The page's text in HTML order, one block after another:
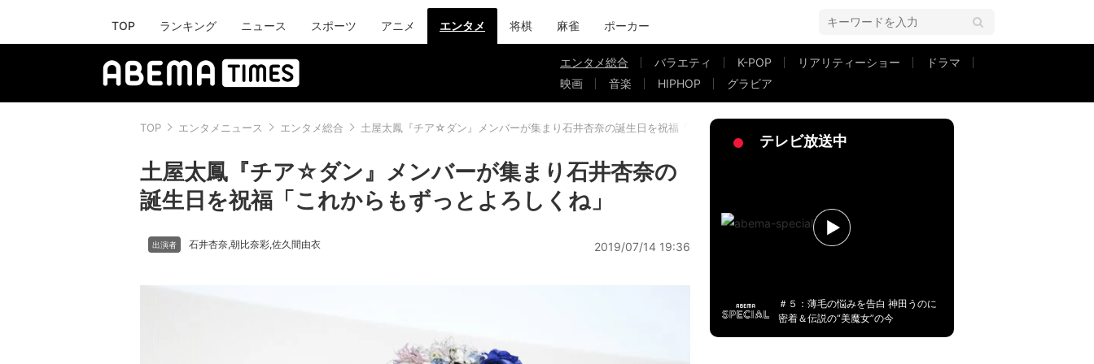
TOP ランキング ニュース スポーツ アニメ エンタメ 将棋 麻雀 ポーカー
エンタメ総合 バラエティ K-POP リアリティーショー
ドラマ
映画
音楽 HIPHOP グラビア
TOP エンタメニュース エンタメ総合 土屋太鳳『チア☆ダン』メンバーが集まり石井杏奈の誕生日を祝福「これからもずっとよろしくね」
土屋太鳳『チア☆ダン』メンバーが集まり石井杏奈の
誕生日を祝福「これからもずっとよろしくね」
石井杏奈,朝比奈彩,佐久間由衣 2019/07/14 19:36
テレビ放送中
＃５：薄毛の悩みを告白 神田うのに
密着＆伝説の“美魔女”の今